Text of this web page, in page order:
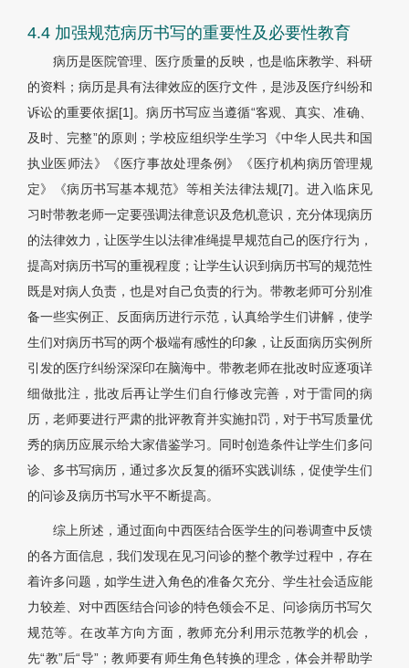
4.4 加强规范病历书写的重要性及必要性教育
病历是医院管理、医疗质量的反映，也是临床教学、科研
的资料；病历是具有法律效应的医疗文件，是涉及医疗纠纷和
诉讼的重要依据[1]。病历书写应当遵循“客观、真实、准确、
及时、完整”的原则；学校应组织学生学习《中华人民共和国
执业医师法》《医疗事故处理条例》《医疗机构病历管理规
定》《病历书写基本规范》等相关法律法规[7]。进入临床见
习时带教老师一定要强调法律意识及危机意识，充分体现病历
的法律效力，让医学生以法律准绳提早规范自己的医疗行为，
提高对病历书写的重视程度；让学生认识到病历书写的规范性
既是对病人负责，也是对自己负责的行为。带教老师可分别准
备一些实例正、反面病历进行示范，认真给学生们讲解，使学
生们对病历书写的两个极端有感性的印象，让反面病历实例所
引发的医疗纠纷深深印在脑海中。带教老师在批改时应逐项详
细做批注，批改后再让学生们自行修改完善，对于雷同的病
历，老师要进行严肃的批评教育并实施扣罚，对于书写质量优
秀的病历应展示给大家借鉴学习。同时创造条件让学生们多问
诊、多书写病历，通过多次反复的循环实践训练，促使学生们
的问诊及病历书写水平不断提高。
综上所述，通过面向中西医结合医学生的问卷调查中反馈
的各方面信息，我们发现在见习问诊的整个教学过程中，存在
着许多问题，如学生进入角色的准备欠充分、学生社会适应能
力较差、对中西医结合问诊的特色领会不足、问诊病历书写欠
规范等。在改革方向方面，教师充分利用示范教学的机会，
先“教”后“导”；教师要有师生角色转换的理念，体会并帮助学